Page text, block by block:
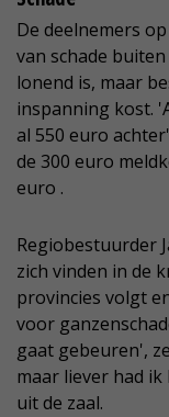
De deelnemers
van schade
lonend is, maar
inspanning kost.
al 550 euro
de 300 euro
euro .
Regiobestuurder
zich vinden in de
provincies volgt
voor
gaat gebeuren',
maar liever had
uit de zaal.